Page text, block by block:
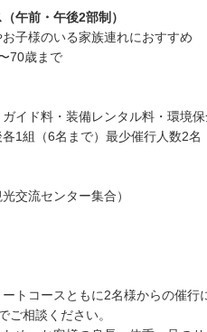
午前・午後2部制）
子様のいる家族連れにおすすめ
70歳まで
ガイド料・装備レンタル料・環境
1組（6名まで）最少催行人数2名
交流センター集合）
トコースともに2名様からの催行
相談ください。